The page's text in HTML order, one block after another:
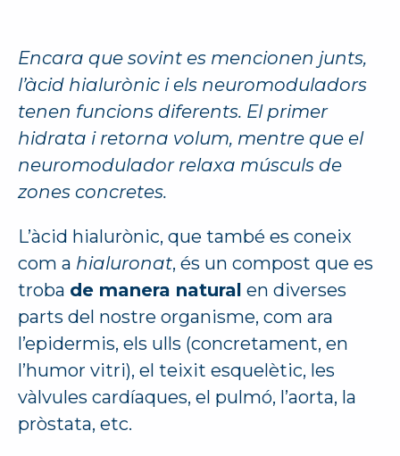
Encara que sovint es mencionen junts,
l’àcid hialurònic i els neuromoduladors
tenen funcions diferents. El primer
hidrata i retorna volum, mentre que el
neuromodulador relaxa músculs de
zones concretes.
L’àcid hialurònic, que també es coneix
com a hialuronat, és un compost que es
troba de manera natural en diverses
parts del nostre organisme, com ara
l’epidermis, els ulls (concretament, en
l’humor vitri), el teixit esquelètic, les
vàlvules cardíaques, el pulmó, l’aorta, la
pròstata, etc.